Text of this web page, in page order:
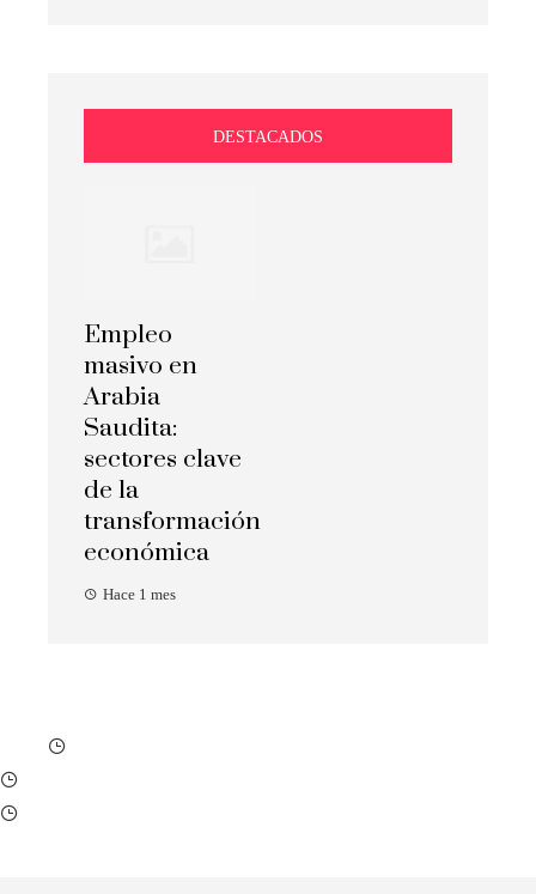
DESTACADOS
Empleo
masivo en
Arabia
Saudita:
sectores clave
de la
transformación
económica
Hace 1 mes